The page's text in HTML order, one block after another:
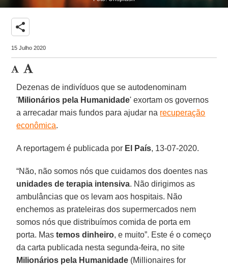
share
15 Julho 2020
Dezenas de indivíduos que se autodenominam
'Milionários pela Humanidade' exortam os governos
a arrecadar mais fundos para ajudar na recuperação
econômica.
A reportagem é publicada por El País, 13-07-2020.
“Não, não somos nós que cuidamos dos doentes nas
unidades de terapia intensiva. Não dirigimos as
ambulâncias que os levam aos hospitais. Não
enchemos as prateleiras dos supermercados nem
somos nós que distribuímos comida de porta em
porta. Mastemos dinheiro, e muito”. Este é o começo
da carta publicada nesta segunda-feira, no site
Milionários pela Humanidade (Millionaires for